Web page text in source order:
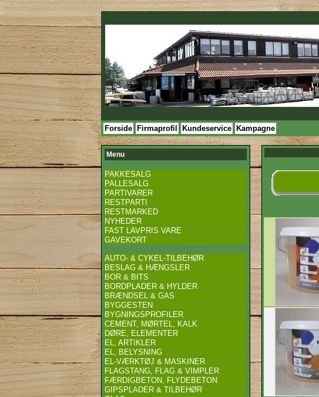
Forside Firmaprofil Kundeservice Kampagne
Menu
PAKKESALG
PALLESALG
PARTIVARER
RESTPARTI
RESTMARKED
NYHEDER
FAST LAVPRIS VARE
GAVEKORT
AUTO- & CYKEL-TILBEHØR
BESLAG & HÆNGSLER
BOR & BITS
BORDPLADER & HYLDER
BRÆNDSEL & GAS
BYGGESTEN
BYGNINGSPROFILER
CEMENT, MØRTEL, KALK
DØRE, ELEMENTER
EL, ARTIKLER
EL, BELYSNING
EL-VÆRKTØJ & MASKINER
FLAGSTANG, FLAG & VIMPLER
FÆRDIGBETON, FLYDEBETON
GIPSPLADER & TILBEHØR